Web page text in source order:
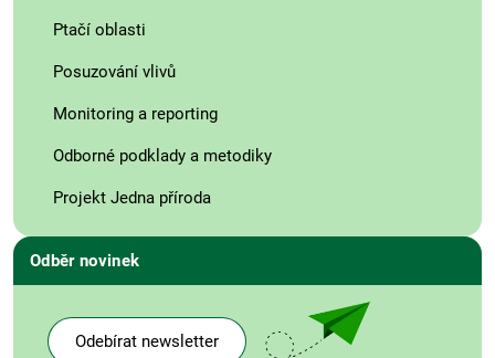
Ptačí oblasti
Posuzování vlivů
Monitoring a reporting
Odborné podklady a metodiky
Projekt Jedna příroda
Odběr novinek
Odebírat newsletter